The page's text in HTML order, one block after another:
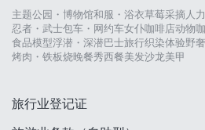
主题公园・博物馆和服・浴衣草莓采摘人
忍者・武士包车・网约车女仆咖啡店动物
食品模型浮潜・深潜巴士旅行织染体验野
烤肉・铁板烧晚餐秀西餐美发沙龙美甲
旅行业登记证